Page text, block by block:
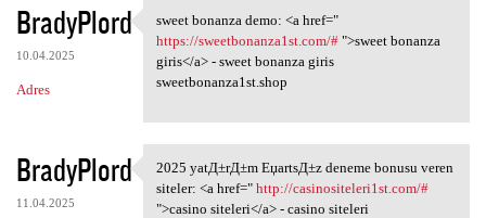
BradyPlord
10.04.2025
Adres
sweet bonanza demo: <a href="
sweet bonanza demo: <a href="
https://sweetbonanza1st.com/#">sweet bonanza
giris</a> - sweet bonanza giris
sweetbonanza1st.shop
BradyPlord
11.04.2025
2025 yatД±rД±m ЕџartsД±z
2025 yatД±rД±m ЕџartsД±z deneme bonusu veren
siteler: <a href=" http://casinositeleri1st.com/#
">casino siteleri</a> - casino siteleri